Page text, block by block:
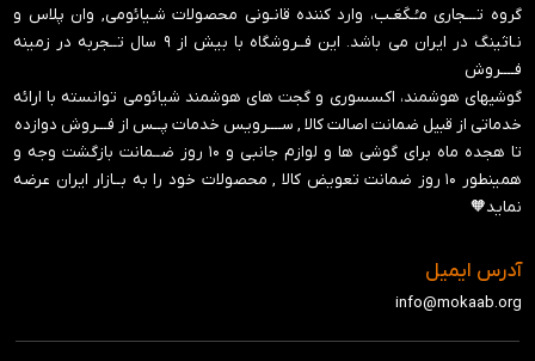
گروه تـــجاری مـُـکَعَـب، وارد کننده قانـونی محصولات شـیائومی, وان پلاس و
نـاثینگ در ایران می باشد. این فــروشگاه با بیش از ۹ سال تــجربه در زمینه
فــــروش
گوشیهای هوشمند، اکسسوری و گجت های هوشمند شیائومی توانسته با ارائه
خدماتی از قبیل ضمانت اصالت کالا , ســــرویس خدمات پــس از فـــروش دوازده
تا هجده ماه برای گوشی ها و لوازم جانبی و ‍۱۰ روز ضــمانت بازگشت وجه و
همینطور ۱۰ روز ضمانت تعویض کالا , محصولات خود را به بــازار ایران عرضه
نماید🧡
آدرس ایمیل
info@mokaab.org